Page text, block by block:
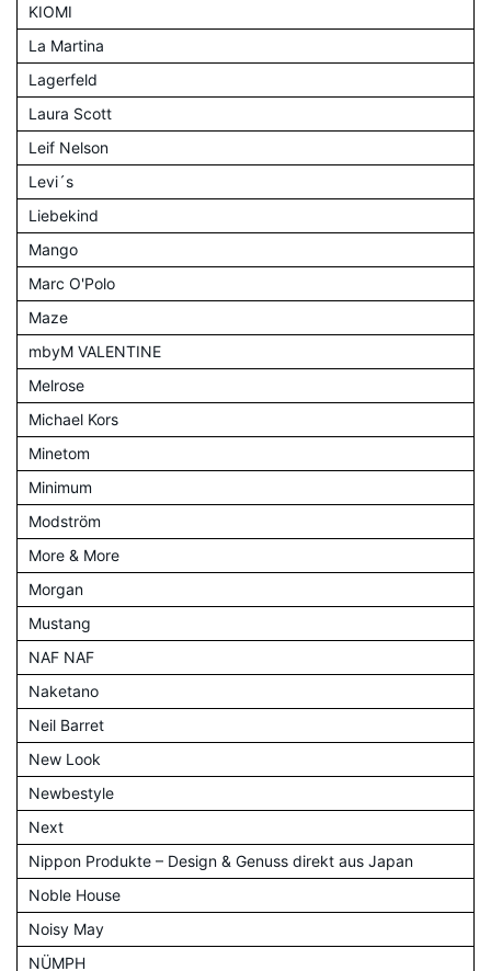
KIOMI
La Martina
Lagerfeld
Laura Scott
Leif Nelson
Levi´s
Liebekind
Mango
Marc O'Polo
Maze
mbyM VALENTINE
Melrose
Michael Kors
Minetom
Minimum
Modström
More & More
Morgan
Mustang
NAF NAF
Naketano
Neil Barret
New Look
Newbestyle
Next
Nippon Produkte – Design & Genuss direkt aus Japan
Noble House
Noisy May
NÜMPH